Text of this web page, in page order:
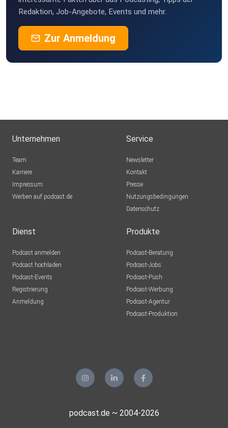
Redaktion, Job-Angebote, Events und mehr.
Zur Anmeldung
Unternehmen
Team
Karriere
Impressum
Werben auf podcast.de
Service
Newsletter
Kontakt
Presse
Nutzungsbedingungen
Datenschutz
Dienst
Podcast anmelden
Podcast hochladen
Podcast-Events
Registrierung
Anmeldung
Produkte
Podcast-Beratung
Podcast-Jobs
Podcast-Push
Podcast-Werbung
Podcast-Agentur
Podcast-Produktion
podcast.de ~ 2004-2026